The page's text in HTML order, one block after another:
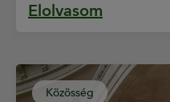
Elolvasom
Közösség